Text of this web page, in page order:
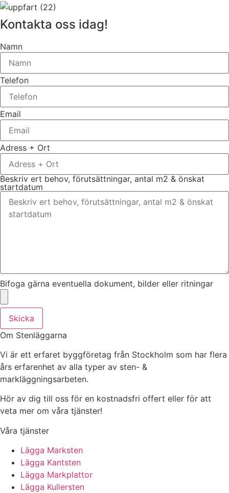
Kontakta oss idag!
Namn
Telefon
Email
Adress + Ort
Beskriv ert behov, förutsättningar, antal m2 & önskat
startdatum
Bifoga gärna eventuella dokument, bilder eller ritningar
Skicka
Om Stenläggarna
Vi är ett erfaret byggföretag från Stockholm som har flera
års erfarenhet av alla typer av sten- &
markläggningsarbeten.
Hör av dig till oss för en kostnadsfri offert eller för att
veta mer om våra tjänster!
Våra tjänster
Lägga Marksten
Lägga Kantsten
Lägga Markplattor
Lägga Kullersten